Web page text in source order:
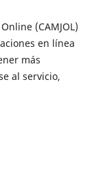
(CAMJOL)
en línea
más
al servicio,